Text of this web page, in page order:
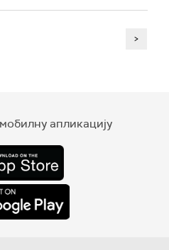
>
апликацију